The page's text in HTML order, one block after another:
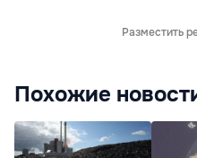
Разместить
Похожие